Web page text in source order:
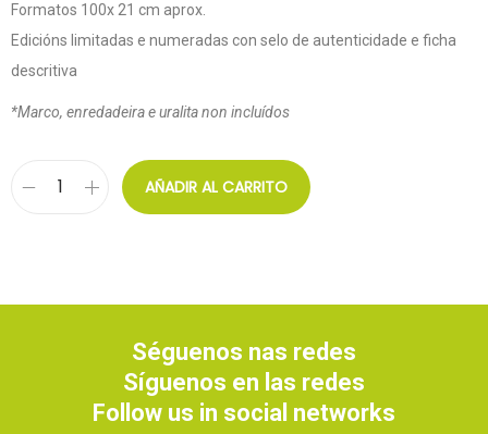
Formatos 100x 21 cm aprox.
Edicións limitadas e numeradas con selo de autenticidade e ficha
descritiva
*Marco, enredadeira e uralita non incluídos
AÑADIR AL CARRITO
Séguenos nas redes
Síguenos en las redes
Follow us in social networks